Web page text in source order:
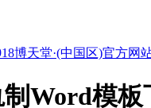
博天堂·(中国区)官方网
Word模板